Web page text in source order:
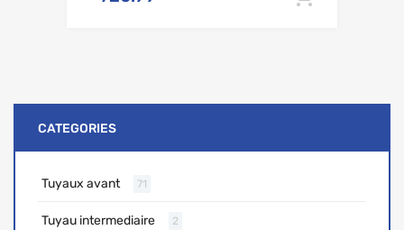
CATEGORIES
Tuyaux avant 71
Tuyau intermediaire 2